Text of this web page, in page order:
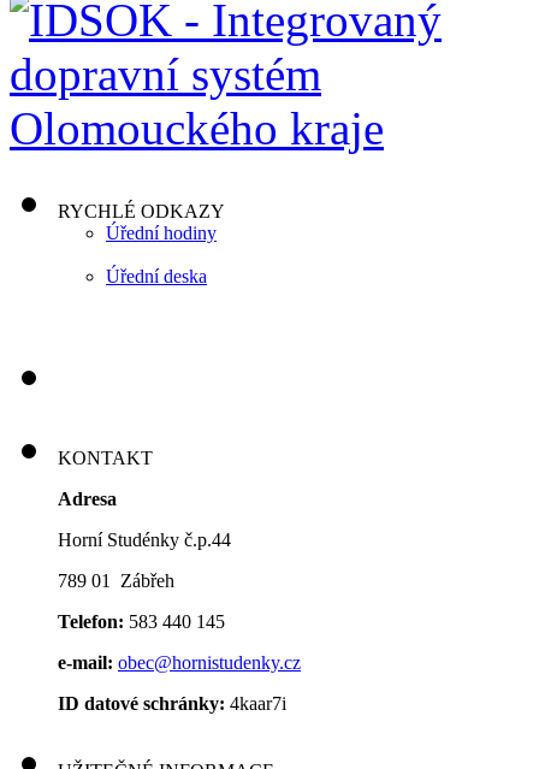
RYCHLÉ ODKAZY
Úřední hodiny
Úřední deska
KONTAKT
Adresa
Horní Studénky č.p.44
789 01 Zábřeh
Telefon: 583 440 145
e-mail: obec@hornistudenky.cz
ID datové schránky: 4kaar7i